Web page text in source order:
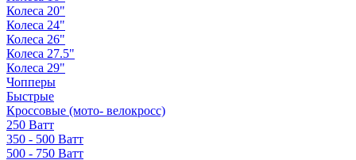
Колеса 20"
Колеса 24"
Колеса 26"
Колеса 27.5"
Колеса 29"
Чопперы
Быстрые
Кроссовые (мото- велокросс)
250 Ватт
350 - 500 Ватт
500 - 750 Ватт